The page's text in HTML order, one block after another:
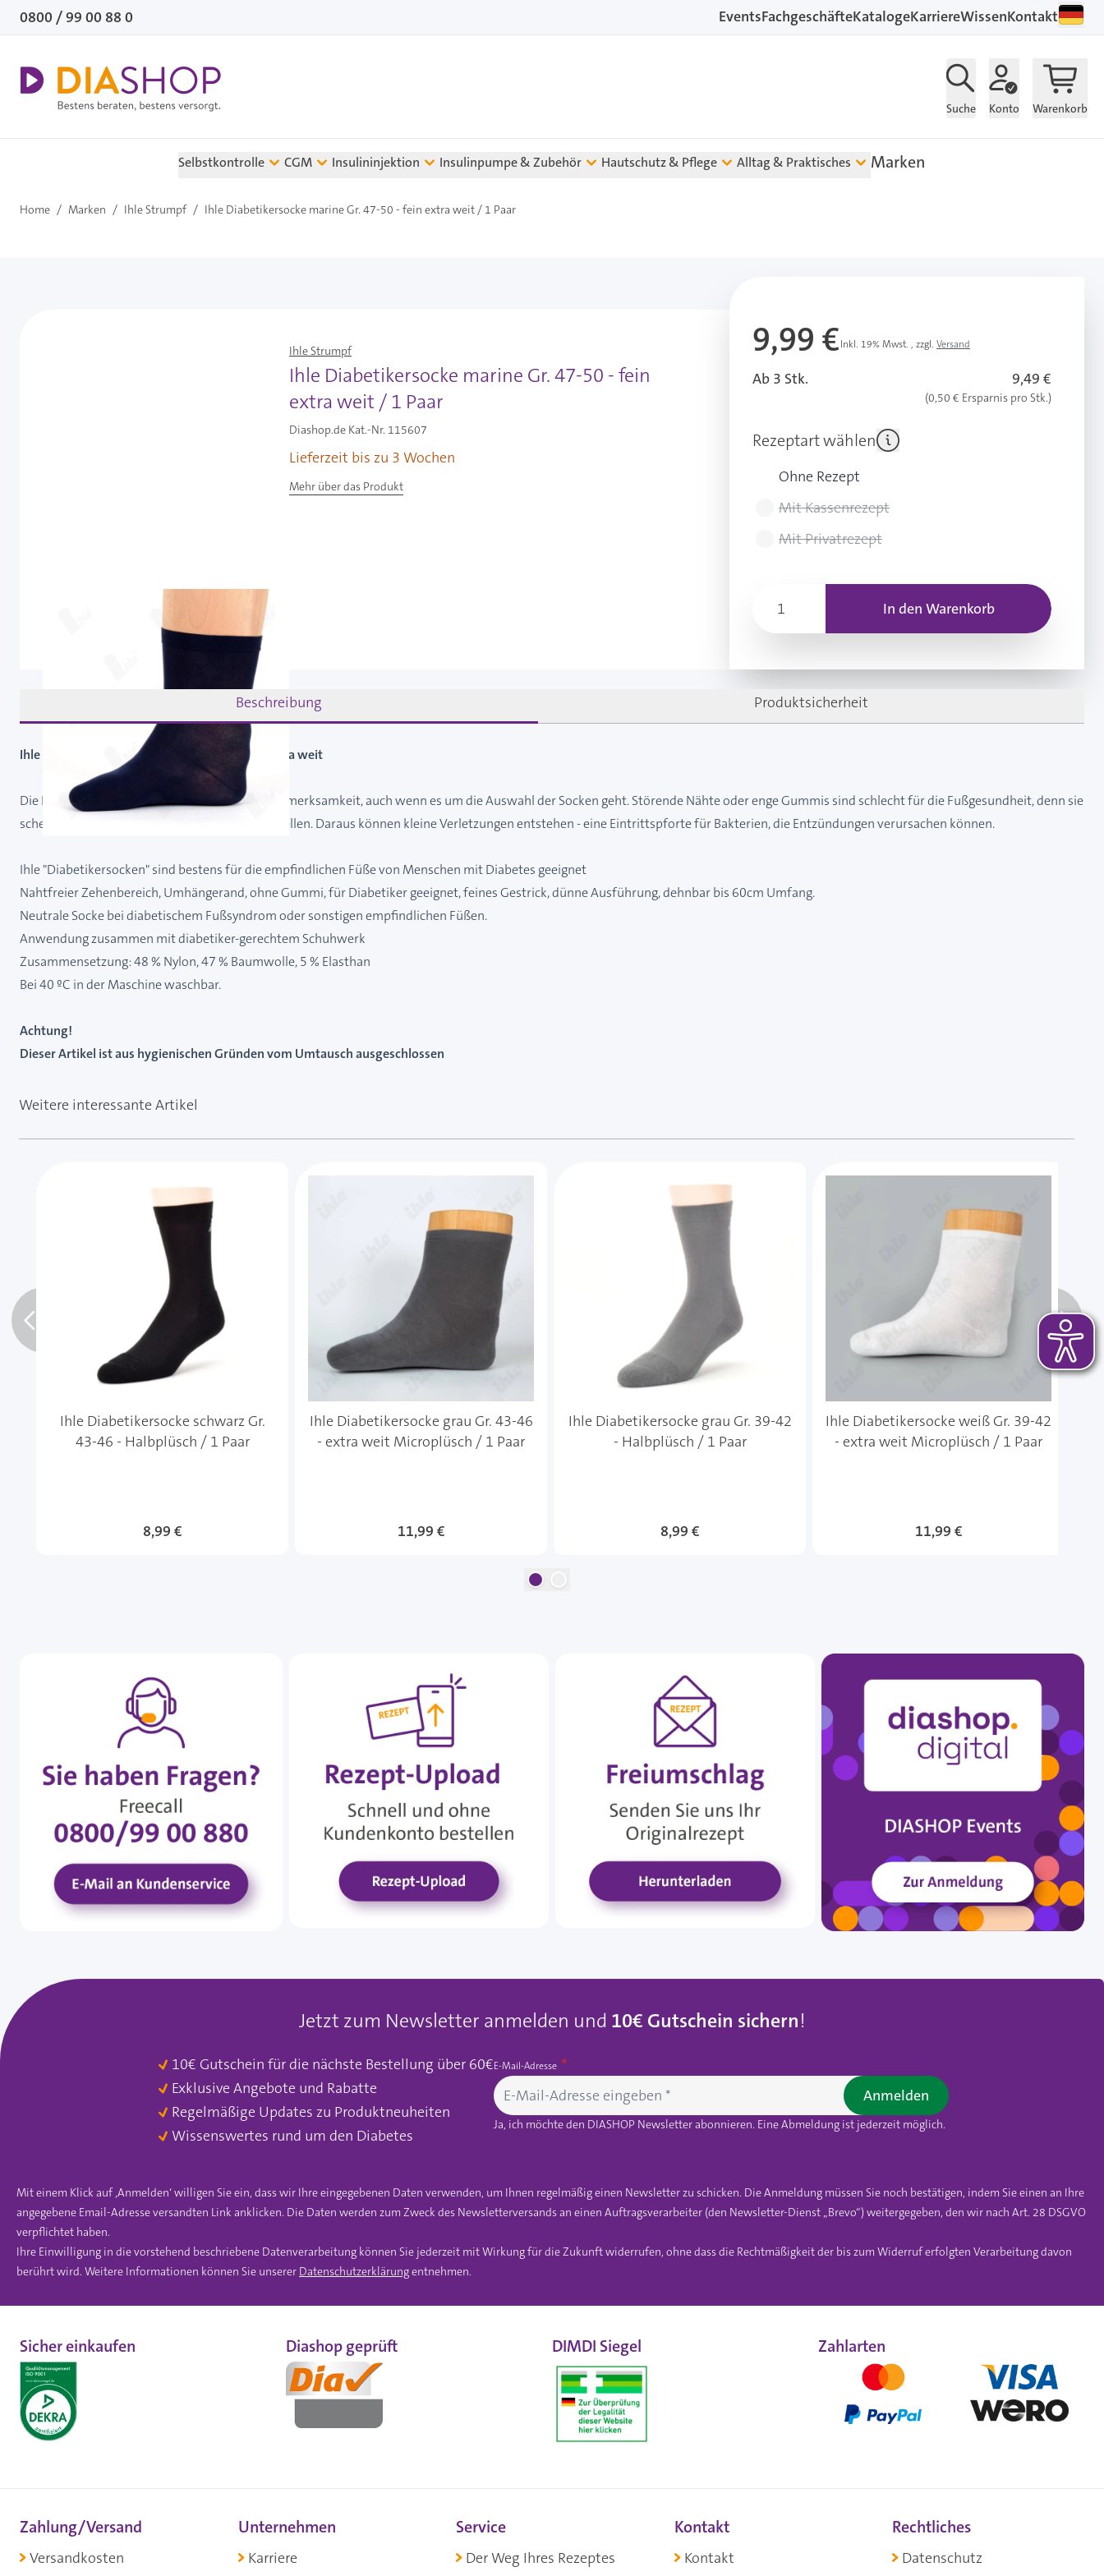
Direkt zum Inhalt
0800 / 99 00 88 0 EventsFachgeschäfteKatalogeKarriereWissenKontakt
Suche Konto Warenkorb
Selbstkontrolle CGM Insulininjektion Insulinpumpe & Zubehör Hautschutz & Pflege Alltag & Praktisches Marken
Home / Marken / Ihle Strumpf / Ihle Diabetikersocke marine Gr. 47-50 - fein extra weit / 1 Paar
Ihle Strumpf
Ihle Diabetikersocke marine Gr. 47-50 - fein
extra weit / 1 Paar
Diashop.de Kat.-Nr. 115607
Lieferzeit bis zu 3 Wochen
Mehr über das Produkt
9,99 €Inkl. 19% Mwst. , zzgl. Versand
Ab 3 Stk. 9,49 €
(0,50 € Ersparnis pro Stk.)
Rezeptart wählen
Ohne Rezept
Mit Kassenrezept
Mit Privatrezept
In den Warenkorb
Beschreibung Produktsicherheit
Ihle Diabetikersocke marine Gr. 47-50 - fein extra weit
Die Füße verdienen bei Diabetes besondere Aufmerksamkeit, auch wenn es um die Auswahl der Socken geht. Störende Nähte oder enge Gummis sind schlecht für die Fußgesundheit, denn sie
scheuern an der Haut und verursachen Druckstellen. Daraus können kleine Verletzungen entstehen - eine Eintrittspforte für Bakterien, die Entzündungen verursachen können.
Ihle "Diabetikersocken" sind bestens für die empfindlichen Füße von Menschen mit Diabetes geeignet
Nahtfreier Zehenbereich, Umhängerand, ohne Gummi, für Diabetiker geeignet, feines Gestrick, dünne Ausführung, dehnbar bis 60cm Umfang.
Neutrale Socke bei diabetischem Fußsyndrom oder sonstigen empfindlichen Füßen.
Anwendung zusammen mit diabetiker-gerechtem Schuhwerk
Zusammensetzung: 48 % Nylon, 47 % Baumwolle, 5 % Elasthan
Bei 40 ºC in der Maschine waschbar.
Achtung!
Dieser Artikel ist aus hygienischen Gründen vom Umtausch ausgeschlossen
Weitere interessante Artikel
Ihle Diabetikersocke schwarz Gr.
43-46 - Halbplüsch / 1 Paar
8,99 €
Ihle Diabetikersocke grau Gr. 43-46
- extra weit Microplüsch / 1 Paar
11,99 €
Ihle Diabetikersocke grau Gr. 39-42
- Halbplüsch / 1 Paar
8,99 €
Ihle Diabetikersocke weiß Gr. 39-42
- extra weit Microplüsch / 1 Paar
11,99 €
Jetzt zum Newsletter anmelden und 10€ Gutschein sichern!
10€ Gutschein für die nächste Bestellung über 60€
Exklusive Angebote und Rabatte
Regelmäßige Updates zu Produktneuheiten
Wissenswertes rund um den Diabetes
E-Mail-Adresse
Ja, ich möchte den DIASHOP Newsletter abonnieren. Eine Abmeldung ist jederzeit möglich.
Anmelden
Mit einem Klick auf ‚Anmelden‘ willigen Sie ein, dass wir Ihre eingegebenen Daten verwenden, um Ihnen regelmäßig einen Newsletter zu schicken. Die Anmeldung müssen Sie noch bestätigen, indem Sie einen an Ihre
angegebene Email-Adresse versandten Link anklicken. Die Daten werden zum Zweck des Newsletterversands an einen Auftragsverarbeiter (den Newsletter-Dienst „Brevo“) weitergegeben, den wir nach Art. 28 DSGVO
verpflichtet haben.
Ihre Einwilligung in die vorstehend beschriebene Datenverarbeitung können Sie jederzeit mit Wirkung für die Zukunft widerrufen, ohne dass die Rechtmäßigkeit der bis zum Widerruf erfolgten Verarbeitung davon
berührt wird. Weitere Informationen können Sie unserer Datenschutzerklärungentnehmen.
Sicher einkaufen Diashop geprüft DIMDI Siegel Zahlarten
Zahlung/Versand
Versandkosten
Unternehmen
Karriere
Service
Der Weg Ihres Rezeptes
Kontakt
Kontakt
Rechtliches
Datenschutz